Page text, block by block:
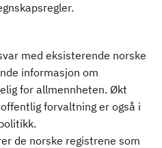
med eksisterende norske
informasjon om
for allmennheten. Økt
forvaltning er også i
de norske registrene som